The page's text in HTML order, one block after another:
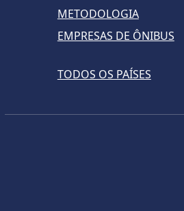
METODOLOGIA
EMPRESAS DE ÔNIBUS
TODOS OS PAÍSES